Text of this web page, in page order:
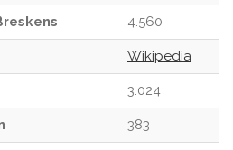
4.560
Wikipedia
3.024
383